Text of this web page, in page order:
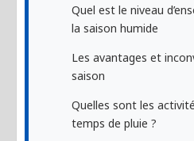
Quel est le niveau
la saison humide
Les avantages et
saison
Quelles sont les
temps de pluie ?